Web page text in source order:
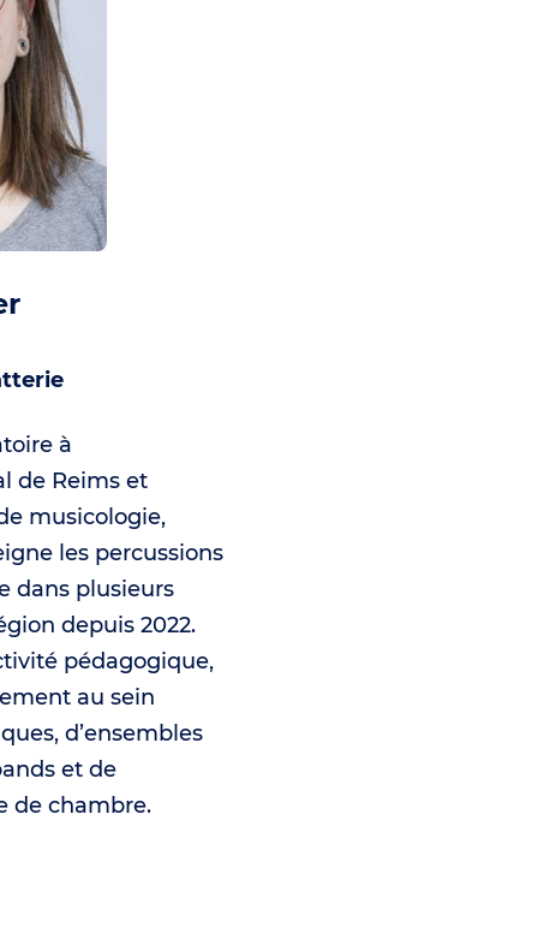
à
de Reims et
musicologie,
les percussions
dans plusieurs
depuis 2022.
pédagogique,
au sein
d’ensembles
et de
de chambre.